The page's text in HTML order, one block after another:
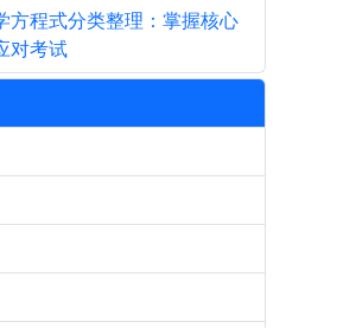
方程式分类整理：掌握核心
对考试